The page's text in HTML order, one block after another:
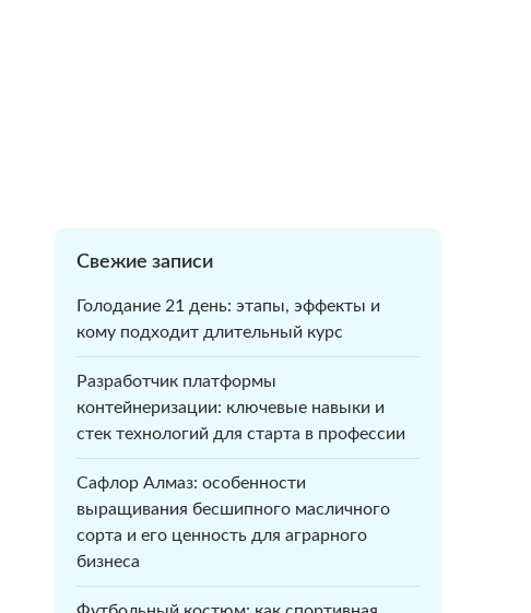
Свежие записи
Голодание 21 день: этапы, эффекты и
кому подходит длительный курс
Разработчик платформы
контейнеризации: ключевые навыки и
стек технологий для старта в профессии
Сафлор Алмаз: особенности
выращивания бесшипного масличного
сорта и его ценность для аграрного
бизнеса